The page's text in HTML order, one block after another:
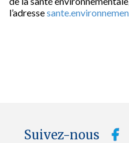
l’adresse
Suivez-nous